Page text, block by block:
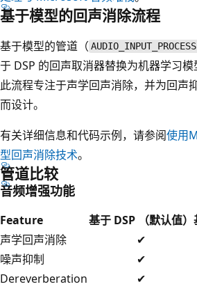
基于模型的回声消除流程
基于模型的管道（
于 DSP 的回声取消器替换为机器学习模
此流程专注于声学回声消除，并为回声
而设计。
有关详细信息和代码示例，请参阅使用
型回声消除技术。
管道比较
音频增强功能
Feature 基于 DSP （默认值）
声学回声消除
✔
噪声抑制
✔
Dereverberation
✔